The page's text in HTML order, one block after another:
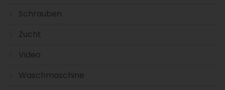
Schrauben
Zucht
Video
Waschmaschine